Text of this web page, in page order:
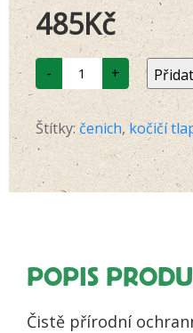
485Kč
- Láska
Balzám
tlapky
a
čenich
množství
+
Štítky: čenich, kočičí
POPIS
Čistě přírodní